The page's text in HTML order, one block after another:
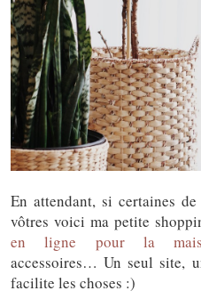
En attendant, si certaines
vôtres voici ma petite
en ligne pour la
accessoires… Un seul site,
facilite les choses :)